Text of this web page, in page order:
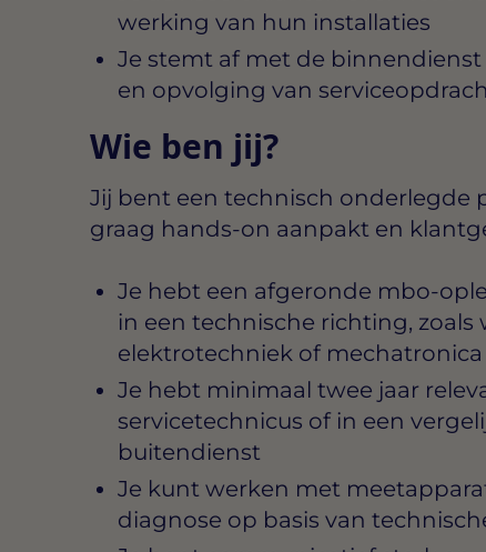
werking van hun installaties
Je stemt af met de
en opvolging van
Wie ben jij?
Jij bent een technisch onderlegde
graag hands-on aanpakt en
Je hebt een afgeronde mbo-
in een technische richting,
elektrotechniek of mechatronica
Je hebt minimaal twee jaar
servicetechnicus of in een
buitendienst
Je kunt werken met
diagnose op basis van